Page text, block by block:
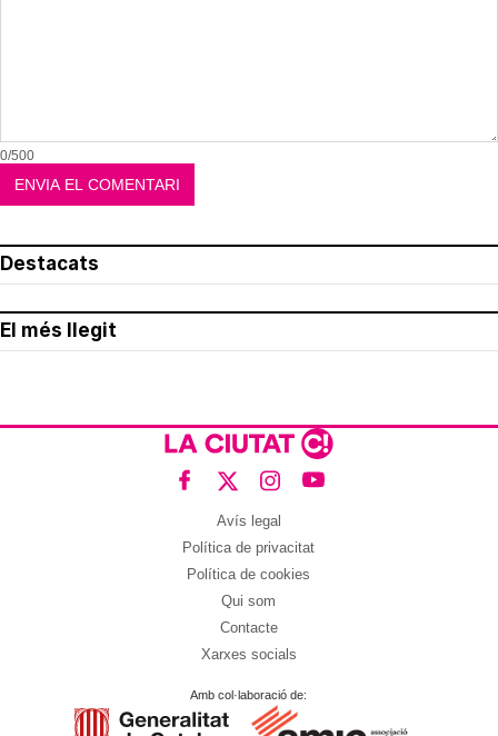
0/500
Destacats
El més llegit
Avís legal
Política de privacitat
Política de cookies
Qui som
Contacte
Xarxes socials
Amb col·laboració de: